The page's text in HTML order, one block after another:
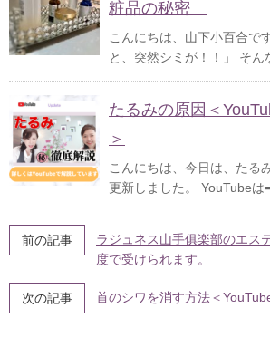
粧品の秘密
こんにちは、山下小百合で
と、突然シミが！！」 そん
たるみの原因＜
＞
こんにちは、今日は、たる
更新しました。 YouTube
前の記事
ラジュネス山手俱楽部のエス
度で受けられます。
次の記事 首のシワを消す方法＜